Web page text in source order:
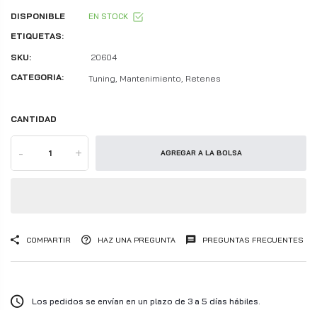
DISPONIBLE EN STOCK
ETIQUETAS:
SKU:
20604
CATEGORIA:
Tuning, Mantenimiento, Retenes
CANTIDAD
- + AGREGAR A LA BOLSA
COMPARTIR HAZ UNA PREGUNTA PREGUNTAS FRECUENTES
Los pedidos se envían en un plazo de 3 a 5 días hábiles.